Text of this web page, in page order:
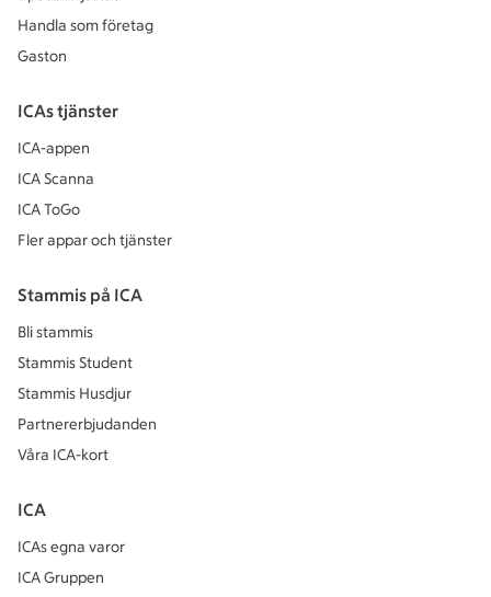
Handla som företag
Gaston
ICAs tjänster
ICA-appen
ICA Scanna
ICA ToGo
Fler appar och tjänster
Stammis på ICA
Bli stammis
Stammis Student
Stammis Husdjur
Partnererbjudanden
Våra ICA-kort
ICA
ICAs egna varor
ICA Gruppen